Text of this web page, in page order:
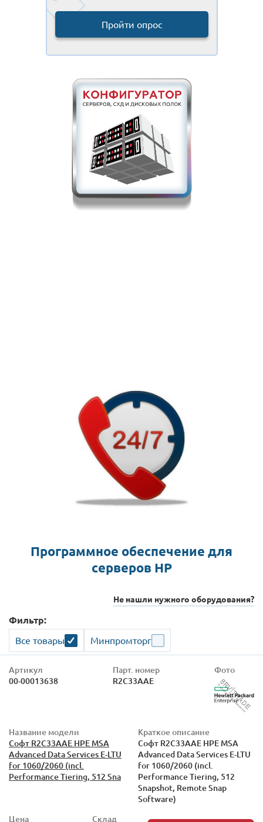
Пройти опрос
Программное обеспечение для
серверов HP
Не нашли нужного оборудования?
Фильтр:
Все товары Минпромторг
Артикул
00-00013638
Парт. номер
R2C33AAE
Фото
Название модели
Софт R2C33AAE HPE MSA
Advanced Data Services E-LTU
for 1060/2060 (incl.
Performance Tiering, 512 Sna
Краткое описание
Софт R2C33AAE HPE MSA
Advanced Data Services E-LTU
for 1060/2060 (incl.
Performance Tiering, 512
Snapshot, Remote Snap
Software)
Цена
Склад